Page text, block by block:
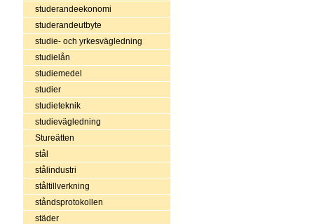
studerandeekonomi
studerandeutbyte
studie- och yrkesvägledning
studielån
studiemedel
studier
studieteknik
studievägledning
Stureätten
stål
stålindustri
ståltillverkning
ståndsprotokollen
städer